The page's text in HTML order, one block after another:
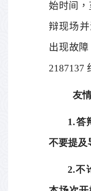
始时间，
辩现场
出现故障
2187137
友
1.答
不要提及
2.不